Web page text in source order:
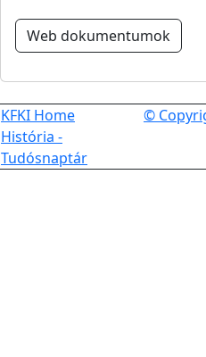
Web dokumentumok
KFKI Home
História -
Tudósnaptár
©